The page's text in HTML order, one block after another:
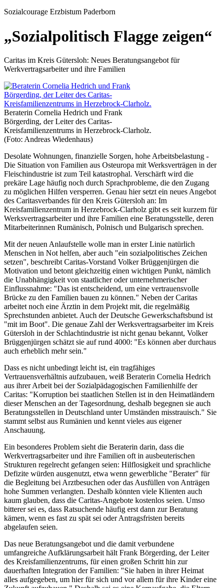
Sozialcourage Erzbistum Paderborn
„Sozialpolitisch Flagge zeigen“
Caritas im Kreis Gütersloh: Neues Beratungsangebot für
Werkvertragsarbeiter und ihre Familien
Beraterin Cornelia Hedrich und Frank
Börgerding, der Leiter des Caritas-
Kreisfamilienzentrums in Herzebrock-Clarholz.
(Foto: Andreas Wiedenhaus)
Desolate Wohnungen, finanzielle Sorgen, hohe Arbeitsbelastung -
Die Situation von Familien aus Osteuropa mit Werksverträgen in der
Fleischindustrie ist zum Teil katastrophal. Verschärft wird die
prekäre Lage häufig noch durch Sprachprobleme, die den Zugang
zu möglichen Hilfen versperren. Genau hier setzt ein neues Angebot
des Caritasverbandes für den Kreis Gütersloh an: Im
Kreisfamilienzentrum in Herzebrock-Clarholz gibt es seit kurzem für
Werksvertragsarbeiter und ihre Familien eine Beratungsstelle, deren
Mitarbeiterinnen Rumänisch, Polnisch und Bulgarisch sprechen.
Mit der neuen Anlaufstelle wolle man in erster Linie natürlich
Menschen in Not helfen, aber auch "ein sozialpolitisches Zeichen
setzen", beschreibt Caritas-Vorstand Volker Brüggenjürgen die
Motivation und betont gleichzeitig einen wichtigen Punkt, nämlich
die Unabhängigkeit von staatlicher oder unternehmerischer
Einflussnahme: "Das ist entscheidend, um eine vertrauensvolle
Brücke zu den Familien bauen zu können." Neben der Caritas
arbeitet noch eine Ärztin in dem Projekt mit, die regelmäßig
Sprechstunden anbietet. Auch der Deutsche Gewerkschaftsbund ist
"mit im Boot". Die genaue Zahl der Werksvertragsarbeiter im Kreis
Gütersloh in der Schlachtindustrie ist nicht genau bekannt, Volker
Brüggenjürgen schätzt sie auf rund 4000: "Es können aber durchaus
auch erheblich mehr sein."
Dass es nicht unbedingt leicht ist, ein tragfähiges
Vertrauensverhältnis aufzubauen, weiß Beraterin Cornelia Hedrich
aus ihrer Arbeit bei der Sozialpädagogischen Familienhilfe der
Caritas: "Korruption bei staatlichen Stellen ist in den Heimatländern
dieser Menschen an der Tagesordnung, deshalb begegnen sie auch
Beratungsstellen in Deutschland unter Umständen misstrauisch." Sie
stammt selbst aus Rumänien und kennt vieles aus eigener
Anschauung.
Ein besonderes Problem sieht die Beraterin darin, dass die
Werkvertragsarbeiter und ihre Familien oft in ausbeuterischen
Strukturen regelrecht gefangen seien: Hilflosigkeit und sprachliche
Defizite würden ausgenutzt, etwa wenn gewerbliche "Berater" für
die Begleitung bei Arztbesuchen oder das Ausfüllen von Anträgen
hohe Summen verlangten. Deshalb könnten viele Klienten auch
kaum glauben, dass die Caritas-Angebote kostenlos seien. Umso
bitterer sei es, dass Ratsuchende häufig erst dann zur Beratung
kämen, wenn es fast zu spät sei oder Antragsfristen bereits
abgelaufen seien.
Das neue Beratungsangebot und die damit verbundene
umfangreiche Aufklärungsarbeit hält Frank Börgerding, der Leiter
des Kreisfamilienzentrums, für einen großen Schritt hin zur
dauerhaften Integration der Familien: "Sie haben in ihrer Heimat
alles aufgegeben, um hier für sich und vor allem für ihre Kinder eine